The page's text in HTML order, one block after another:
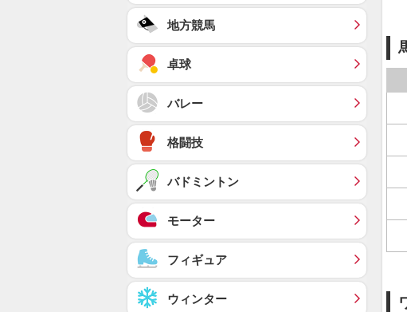
地方競馬
卓球
バレー
格闘技
バドミントン
モーター
フィギュア
ウィンター